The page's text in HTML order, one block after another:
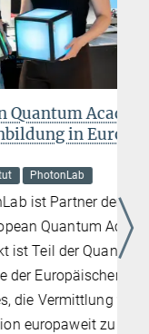
der kürzlich
Academy
Union.
von
zu